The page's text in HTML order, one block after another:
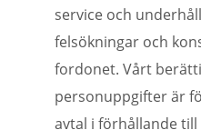
service och
felsökningar och
fordonet. Vårt
personuppgifter är
avtal i förhållande